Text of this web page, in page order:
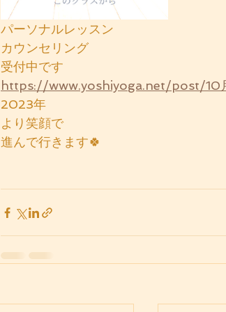
パーソナルレッスン
カウンセリング
受付中です
https://www.yoshiyoga.net/post/10
2023年
より笑顔で
進んで行きます🍀